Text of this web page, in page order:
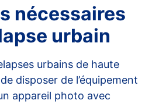
nécessaires
urbain
urbains de haute
disposer de l’équipement
appareil photo avec